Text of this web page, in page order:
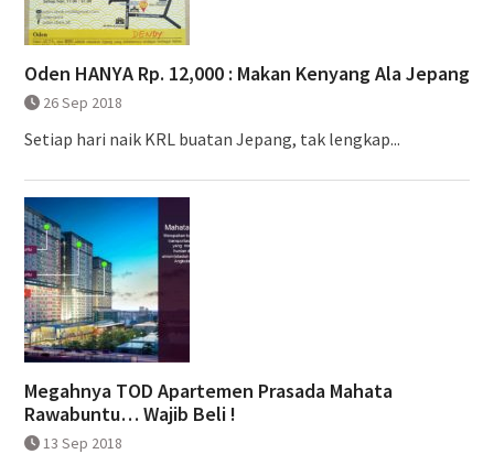
Oden HANYA Rp. 12,000 : Makan Kenyang Ala Jepang
26 Sep 2018
Setiap hari naik KRL buatan Jepang, tak lengkap...
Megahnya TOD Apartemen Prasada Mahata
Rawabuntu… Wajib Beli !
13 Sep 2018